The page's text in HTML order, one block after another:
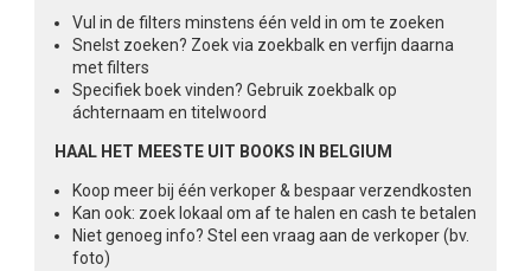
Vul in de filters minstens één veld in om te zoeken
Snelst zoeken? Zoek via zoekbalk en verfijn daarna
met filters
Specifiek boek vinden? Gebruik zoekbalk op
áchternaam en titelwoord
HAAL HET MEESTE UIT BOOKS IN BELGIUM
Koop meer bij één verkoper & bespaar verzendkosten
Kan ook: zoek lokaal om af te halen en cash te betalen
Niet genoeg info? Stel een vraag aan de verkoper (bv.
foto)